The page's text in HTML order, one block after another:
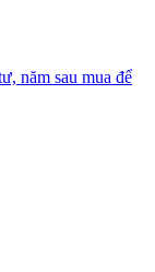
năm sau mua để